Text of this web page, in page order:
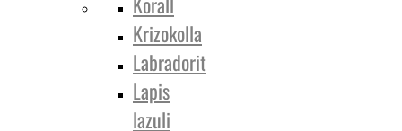
Krizokolla
Labradorit
Lapis
lazuli